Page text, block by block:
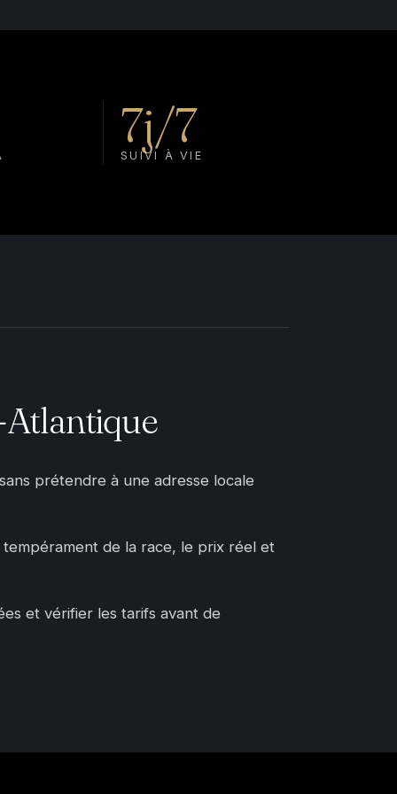
7j/7
SUIVI À VIE
prétendre à une adresse locale
de la race, le prix réel et
et vérifier les tarifs avant de